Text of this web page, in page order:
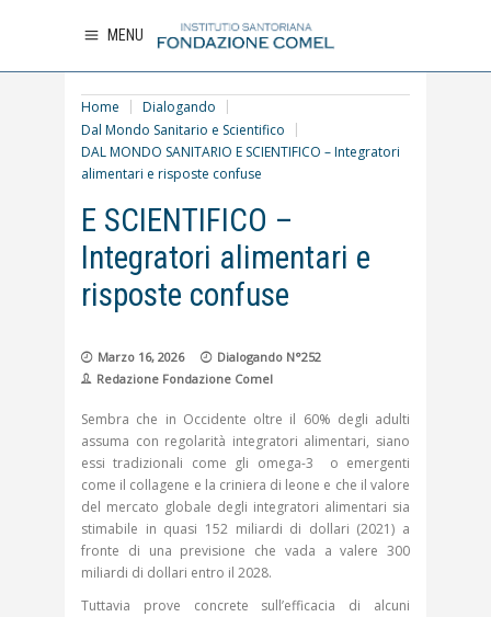
MENU
Home
Dialogando
Dal Mondo Sanitario e Scientifico
DAL MONDO SANITARIO E SCIENTIFICO – Integratori
alimentari e risposte confuse
DAL MONDO SANITARIO
E SCIENTIFICO –
Integratori alimentari e
risposte confuse
Marzo 16, 2026
Dialogando N°252
Redazione Fondazione Comel
Sembra che in Occidente oltre il 60% degli adulti
assuma con regolarità integratori alimentari, siano
essi tradizionali come gli omega-3 o emergenti
come il collagene e la criniera di leone e che il valore
del mercato globale degli integratori alimentari sia
stimabile in quasi 152 miliardi di dollari (2021) a
fronte di una previsione che vada a valere 300
miliardi di dollari entro il 2028.
Tuttavia prove concrete sull’efficacia di alcuni